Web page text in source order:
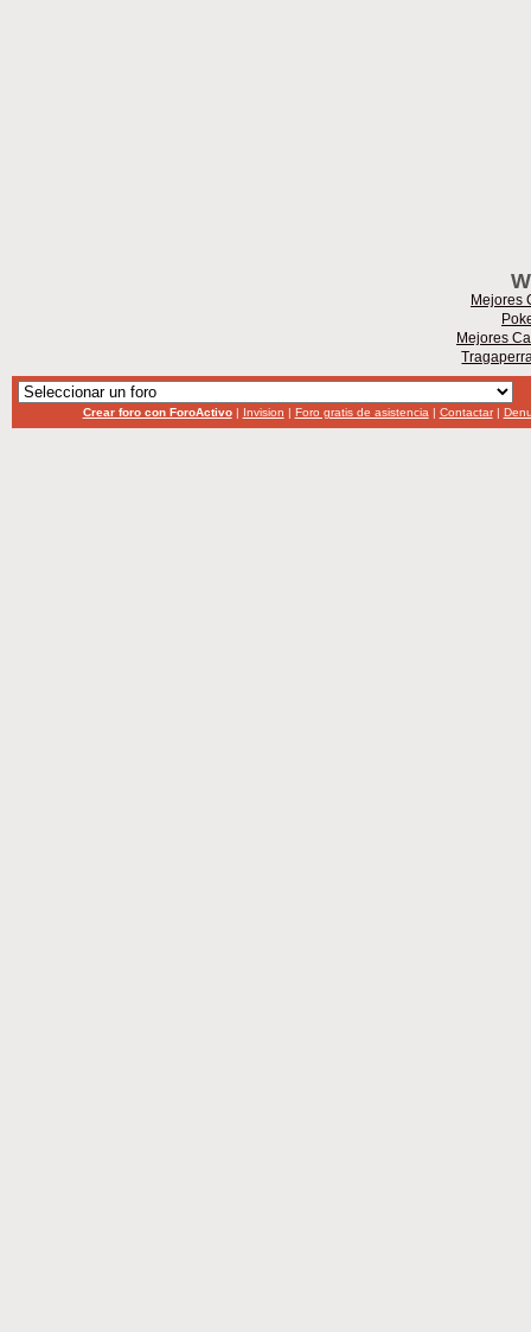
Mejores
Mejores
Crear foro con ForoActivo| Invision Foro gratis de asistencia| Contactar|